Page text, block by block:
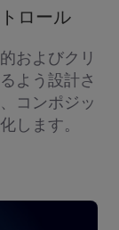
ロール
およびクリ
よう設計さ
コンポジッ
します。